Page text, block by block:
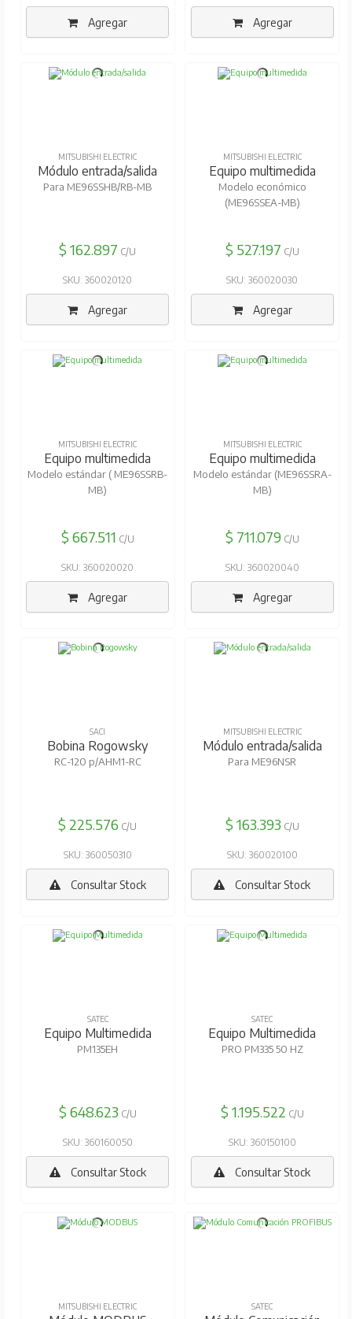
Agregar Agregar
MITSUBISHI ELECTRIC
Módulo entrada/salida
Para ME96SSHB/RB-MB
$ 162.897 C/U
SKU: 360020120
Agregar
MITSUBISHI ELECTRIC
Equipo multimedida
Modelo económico
(ME96SSEA-MB)
$ 527.197 C/U
SKU: 360020030
Agregar
MITSUBISHI ELECTRIC
Equipo multimedida
Modelo estándar ( ME96SSRB-
MB)
$ 667.511 C/U
SKU: 360020020
Agregar
MITSUBISHI ELECTRIC
Equipo multimedida
Modelo estándar (ME96SSRA-
MB)
$ 711.079 C/U
SKU: 360020040
Agregar
SACI
Bobina Rogowsky
RC-120 p/AHM1-RC
$ 225.576 C/U
SKU: 360050310
Consultar Stock
MITSUBISHI ELECTRIC
Módulo entrada/salida
Para ME96NSR
$ 163.393 C/U
SKU: 360020100
Consultar Stock
SATEC
Equipo Multimedida
PM135EH
$ 648.623 C/U
SKU: 360160050
Consultar Stock
SATEC
Equipo Multimedida
PRO PM335 50 HZ
$ 1.195.522 C/U
SKU: 360150100
Consultar Stock
MITSUBISHI ELECTRIC SATEC